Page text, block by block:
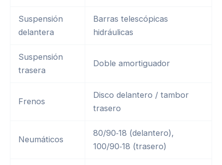
Suspensión
delantera
Barras telescópicas
hidráulicas
Suspensión
trasera
Doble amortiguador
Frenos
Disco delantero / tambor
trasero
Neumáticos
80/90‑18 (delantero),
100/90‑18 (trasero)